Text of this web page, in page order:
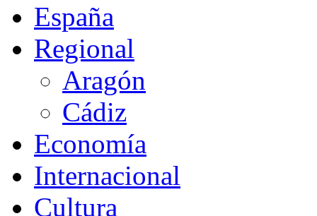
España
Regional
Aragón
Cádiz
Economía
Internacional
Cultura